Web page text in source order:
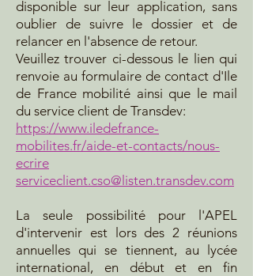
disponible sur leur application, sans
oublier de suivre le dossier et de
relancer en l'absence de retour.
Veuillez trouver ci-dessous le lien qui
renvoie au formulaire de contact d'Ile
de France mobilité ainsi que le mail
du service client de Transdev:
https://www.iledefrance-
mobilites.fr/aide-et-contacts/nous-
ecrire
serviceclient.cso@listen.transdev.com
La seule possibilité pour l'APEL
d'intervenir est lors des 2 réunions
annuelles qui se tiennent, au lycée
international, en début et en fin